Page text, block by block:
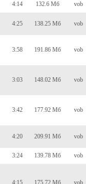
4:14 132.6 Мб vob
4:25 138.25 Мб vob
3:58 191.86 Мб vob
3:03 148.02 Мб vob
3:42 177.92 Мб vob
4:20 209.91 Мб vob
3:24 139.78 Мб vob
4:15 175.72 Мб vob